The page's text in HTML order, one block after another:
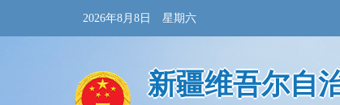
2026年8月8日 星期六
新疆维吾尔自